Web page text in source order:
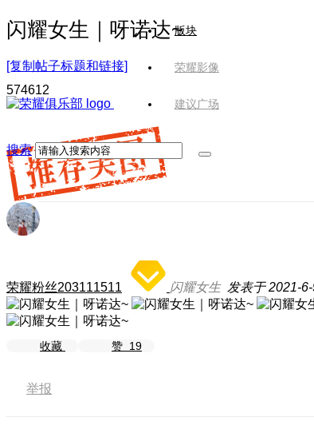
版块
荣耀影像
建议广场
搜索
闪耀女生｜呀诺达~
[复制帖子标题和链接]
574612
荣耀粉丝203111511 闪耀女生 发表于 2021-
收藏 赞 19
举报